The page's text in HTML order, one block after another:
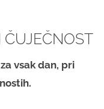
ČUJEČNOST
vsak dan, pri